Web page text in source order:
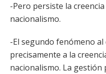
-Pero persiste la
nacionalismo.
-El segundo fenómeno
precisamente a la
nacionalismo. La gestión